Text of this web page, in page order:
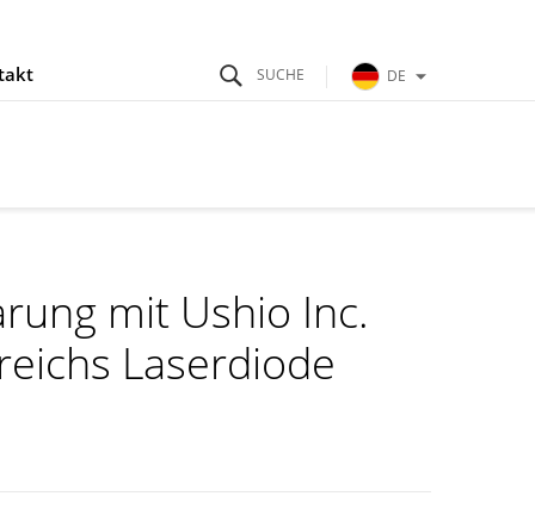
DE
mit Ushio Inc.
Laserdiode